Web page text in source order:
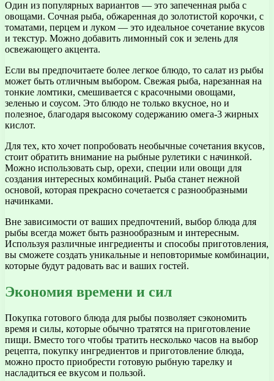
Один из популярных вариантов — это запеченная рыба с
овощами. Сочная рыба, обжаренная до золотистой корочки, с
томатами, перцем и луком — это идеальное сочетание вкусов
и текстур. Можно добавить лимонный сок и зелень для
освежающего акцента.
Если вы предпочитаете более легкое блюдо, то салат из рыбы
может быть отличным выбором. Свежая рыба, нарезанная на
тонкие ломтики, смешивается с красочными овощами,
зеленью и соусом. Это блюдо не только вкусное, но и
полезное, благодаря высокому содержанию омега-3 жирных
кислот.
Для тех, кто хочет попробовать необычные сочетания вкусов,
стоит обратить внимание на рыбные рулетики с начинкой.
Можно использовать сыр, орехи, специи или овощи для
создания интересных комбинаций. Рыба станет нежной
основой, которая прекрасно сочетается с разнообразными
начинками.
Вне зависимости от ваших предпочтений, выбор блюда для
рыбы всегда может быть разнообразным и интересным.
Используя различные ингредиенты и способы приготовления,
вы сможете создать уникальные и неповторимые комбинации,
которые будут радовать вас и ваших гостей.
Экономия времени и сил
Покупка готового блюда для рыбы позволяет сэкономить
время и силы, которые обычно тратятся на приготовление
пищи. Вместо того чтобы тратить несколько часов на выбор
рецепта, покупку ингредиентов и приготовление блюда,
можно просто приобрести готовую рыбную тарелку и
насладиться ее вкусом и пользой.